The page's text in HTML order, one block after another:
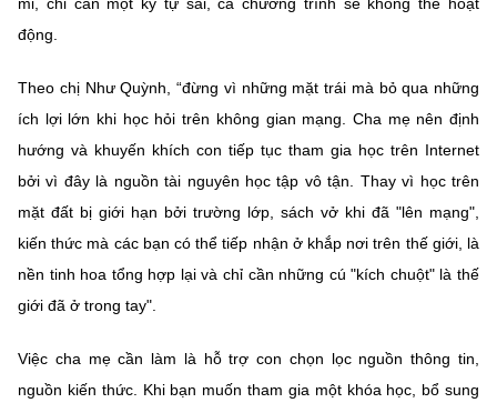
động.
Theo chị Như Quỳnh, “đừng vì những mặt trái mà bỏ qua những
ích lợi lớn khi học hỏi trên không gian mạng. Cha mẹ nên định
hướng và khuyến khích con tiếp tục tham gia học trên Internet
bởi vì đây là nguồn tài nguyên học tập vô tận. Thay vì học trên
mặt đất bị giới hạn bởi trường lớp, sách vở khi đã "lên mạng",
kiến thức mà các bạn có thể tiếp nhận ở khắp nơi trên thế giới, là
nền tinh hoa tổng hợp lại và chỉ cần những cú "kích chuột" là thế
giới đã ở trong tay".
Việc cha mẹ cần làm là hỗ trợ con chọn lọc nguồn thông tin,
nguồn kiến thức. Khi bạn muốn tham gia một khóa học, bổ sung